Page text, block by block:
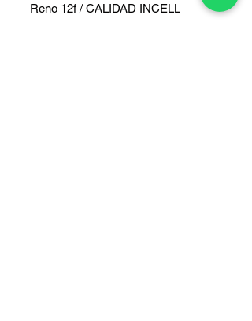
Reno 12f / CALIDAD INCELL